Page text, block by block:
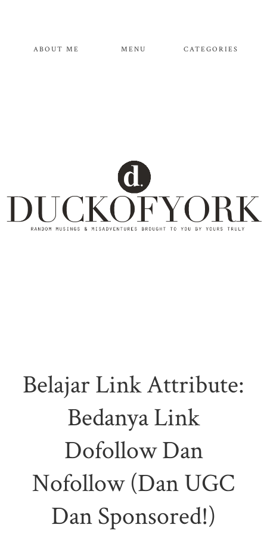
ABOUT ME MENU CATEGORIES
Belajar Link Attribute:
Bedanya Link
Dofollow Dan
Nofollow (dan UGC
Dan Sponsored!)